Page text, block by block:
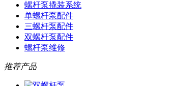
螺杆泵撬装系统
单螺杆泵配件
三螺杆泵配件
双螺杆泵配件
螺杆泵维修
推荐产品